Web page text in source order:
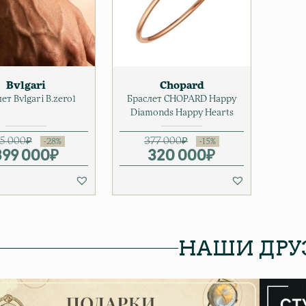
Bvlgari
Bvlgari B.zero1
000₽
Первоначальная цена составляла
000₽
Текущая цена: 399 000₽.
Chopard
Браслет CHOPARD Happy
Diamonds Happy Hearts
377 000₽
320 000₽
Текущая цена:
НАШИ